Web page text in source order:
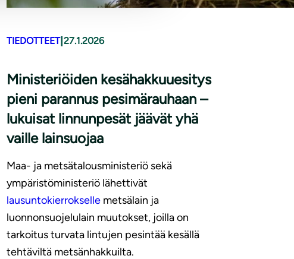
TIEDOTTEET|27.1.2026
Ministeriöiden kesähakkuuesitys
pieni parannus pesimärauhaan –
lukuisat linnunpesät jäävät yhä
vaille lainsuojaa
Maa- ja metsätalousministeriö sekä
ympäristöministeriö lähettivät
lausuntokierrokselle metsälain ja
luonnonsuojelulain muutokset, joilla on
tarkoitus turvata lintujen pesintää kesällä
tehtäviltä metsänhakkuilta.